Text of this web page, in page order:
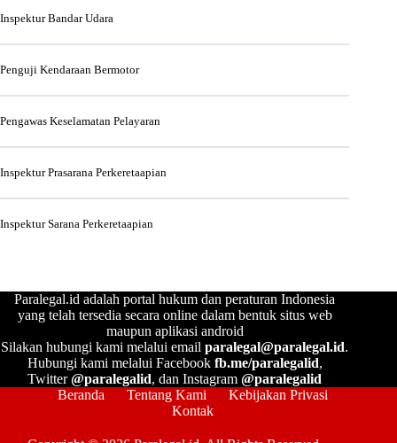
Inspektur Bandar Udara
Penguji Kendaraan Bermotor
Pengawas Keselamatan Pelayaran
Inspektur Prasarana Perkeretaapian
Inspektur Sarana Perkeretaapian
Paralegal.id adalah portal hukum dan peraturan Indonesia
yang telah tersedia secara online dalam bentuk situs web
maupun aplikasi android
Silakan hubungi kami melalui emailparalegal@paralegal.id.
Hubungi kami melalui Facebook fb.me/paralegalid,
Twitter@paralegalid, dan Instagram@paralegalid
Beranda
Tentang Kami
Kebijakan Privasi
Kontak